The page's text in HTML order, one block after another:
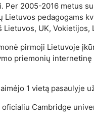
Per 2005-2016 metus
Lietuvos pedagogams
UK, Vokietijos,
pirmoji Lietuvoje
priemonių internetinę
1 vietą pasaulyje
oficialiu Cambridge